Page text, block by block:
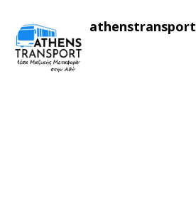
athenstransport